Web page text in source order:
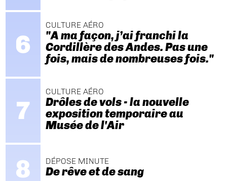
CULTURE AÉRO
"A ma façon, j’ai franchi la
Cordillère des Andes. Pas une
fois, mais de nombreuses fois."
CULTURE AÉRO
Drôles de vols - la nouvelle
exposition temporaire au
Musée de l'Air
DÉPOSE MINUTE
De rêve et de sang